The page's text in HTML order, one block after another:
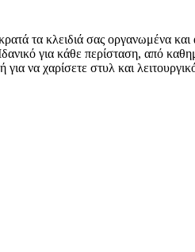
τα κλειδιά σας οργανωμένα
για κάθε περίσταση, από
να χαρίσετε στυλ και